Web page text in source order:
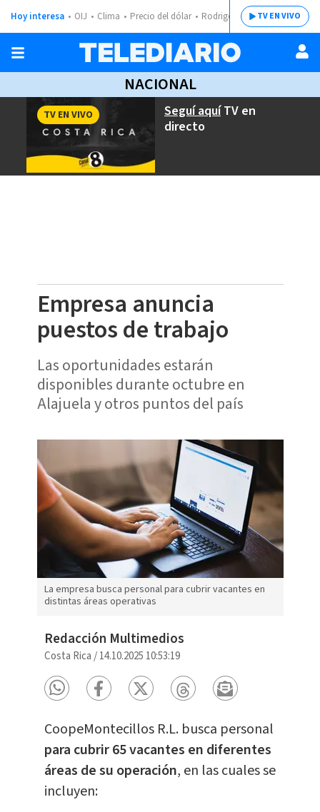
Hoy interesa OIJ Clima Precio del dólar Rodrigo ChavesTV EN VIVO
NACIONAL
Seguí aquíTV en
directo
TV EN VIVO
Empresa anuncia
puestos de trabajo
Las oportunidades estarán
disponibles durante octubre en
Alajuela y otros puntos del país
La empresa busca personal para cubrir vacantes en
distintas áreas operativas
Redacción Multimedios
Costa Rica /14.10.2025 10:53:19
CoopeMontecillos R.L. busca personal
para cubrir 65 vacantes en diferentes
áreas de su operación, en las cuales se
incluyen: